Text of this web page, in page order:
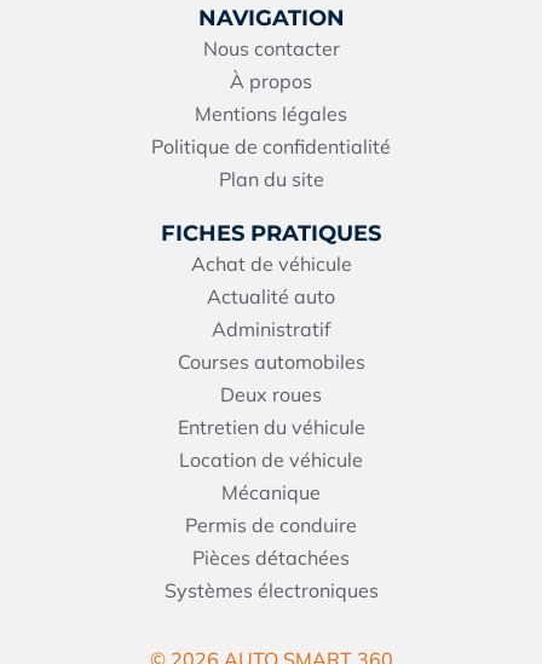
FICHES PRATIQUES
Achat de véhicule
Actualité auto
Administratif
Courses automobiles
Deux roues
Entretien du véhicule
Location de véhicule
Mécanique
Permis de conduire
Pièces détachées
Systèmes électroniques
NAVIGATION
Nous contacter
À propos
Mentions légales
Politique de confidentialité
Plan du site
© 2026 AUTO SMART 360